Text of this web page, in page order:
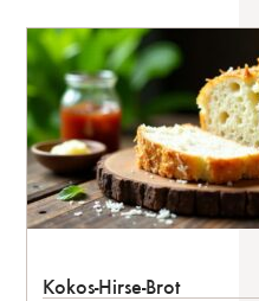
Kokos-Hirse-Brot